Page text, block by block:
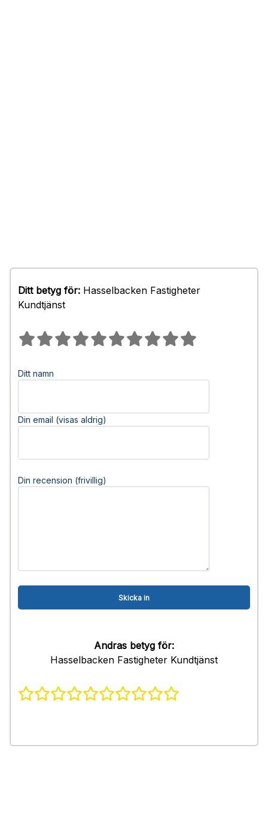
Ditt betyg för: Hasselbacken Fastigheter
Kundtjänst
Ditt namn
Din email (visas aldrig)
Din recension (frivillig)
Andras betyg för:
Hasselbacken Fastigheter Kundtjänst